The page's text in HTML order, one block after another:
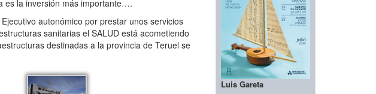
es la inversión más importante….
autonómico por prestar unos servicios
sanitarias el SALUD está acometiendo
destinadas a la provincia de Teruel se
Luis Gareta